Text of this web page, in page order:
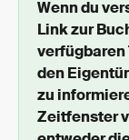
Wenn du
Link zur
verfügbaren
den
zu
Zeitfenster